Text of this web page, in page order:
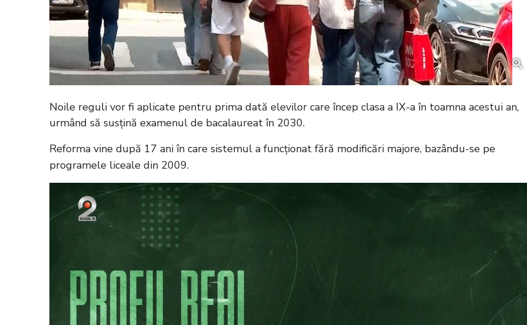
Noile reguli vor fi aplicate pentru prima dată elevilor care încep clasa a IX-a în toamna acestui an,
urmând să susțină examenul de bacalaureat în 2030.
Reforma vine după 17 ani în care sistemul a funcționat fără modificări majore, bazându-se pe
programele liceale din 2009.